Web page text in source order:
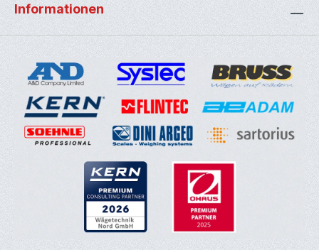
Informationen